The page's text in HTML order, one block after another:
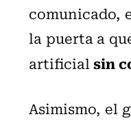
comunicado,
la puerta a
artificialsin
Asimismo, el